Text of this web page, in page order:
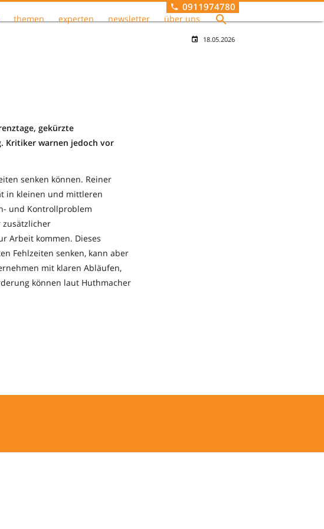
themen experten newsletter über uns
0911974780
18.05.2026
gekürzte
Kritiker warnen jedoch vor
senken können. Reiner
in kleinen und mittleren
und Kontrollproblem
zusätzlicher
Arbeit kommen. Dieses
Fehlzeiten senken, kann aber
mit klaren Abläufen,
können laut Huthmacher